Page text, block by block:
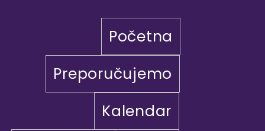
Početna
Preporučujemo
Kalendar